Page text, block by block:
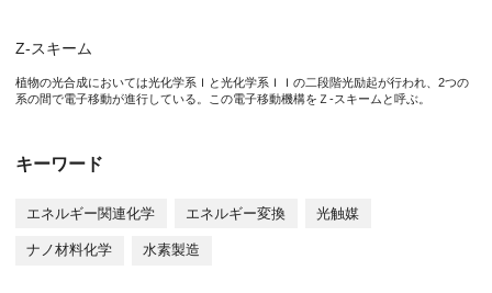
Z-スキーム
植物の光合成においては光化学系Ｉと光化学系ＩＩの二段階光励起が行われ、2つの
系の間で電子移動が進行している。この電子移動機構をＺ-スキームと呼ぶ。
キーワード
エネルギー関連化学 エネルギー変換 光触媒
ナノ材料化学 水素製造